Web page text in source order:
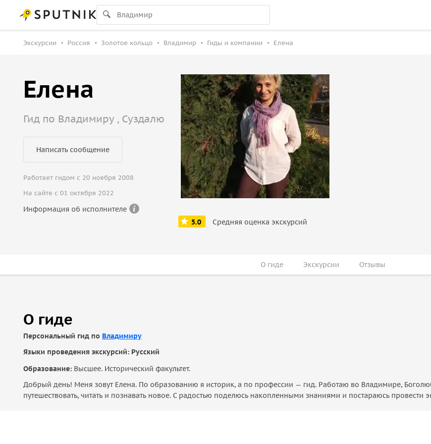
Экскурсии Россия Золотое кольцо Владимир Гиды и компании Елена
Елена
Гид по Владимиру , Суздалю
Написать сообщение
Работает гидом с 20 ноября 2008
На сайте с 01 октября 2022
Информация об исполнителе
5.0
О гиде Экскурсии Отзывы
О гиде
Персональный гид по Владимиру
Языки проведения экскурсий: Русский
Образование: Высшее. Исторический факультет.
Добрый день! Меня зовут Елена. По образованию я историк, а по профессии — гид. Работаю во Владимире,
путешествовать, читать и познавать новое. С радостью поделюсь накопленными знаниями и постараюсь провести